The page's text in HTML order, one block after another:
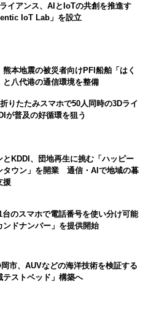
イアンス、AIとIoTの共創を推進す
IoT Lab」を設立
熊本地震の被災者向けPFI船舶「はく
八代港の通信環境を整備
りたたみスマホで50人同時の3Dライ
普及の好循環を狙う
とKDDI、団地再生に挑む「ハッピー
タウン」を開業 通信・AIで地域の暮
援
台のスマホで電話番号を使い分け可能
ンドナンバー」を提供開始
市、AUVなどの海洋技術を検証する
テストベッド」構築へ